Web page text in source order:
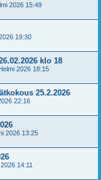
2026 15:49
19:30
klo 18
2026 18:15
25.2.2026
22:16
2026 13:25
14:11